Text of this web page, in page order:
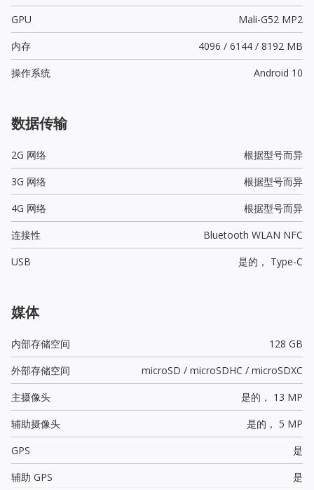
GPU
Mali-G52 MP2
内存
4096 / 6144 / 8192 MB
操作系统
Android 10
数据传输
2G 网络
根据型号而异
3G 网络
根据型号而异
4G 网络
根据型号而异
连接性
Bluetooth WLAN NFC
USB
是的， Type-C
媒体
内部存储空间
128 GB
外部存储空间
microSD / microSDHC / microSDXC
主摄像头
是的， 13 MP
辅助摄像头
是的， 5 MP
GPS
是
辅助 GPS
是